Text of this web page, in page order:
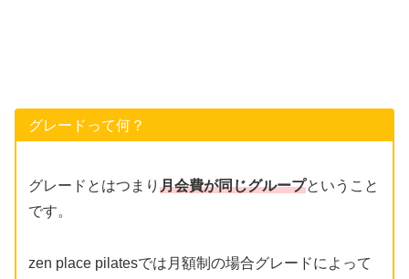
グレードって何？
グレードとはつまり 月会費が同じグループということ
です。
zen place pilatesでは月額制の場合グレードによって